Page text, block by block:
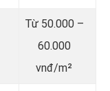
Từ 50.000 –
60.000
vnđ/m²